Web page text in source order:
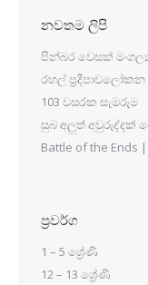
නවතම ලිපි
පින්බර වෙසක්
රහල් ප්‍රදීපාවලෝකන
103 වසරක සැමරුම
සුබ අලුත් අවුරුද්දක්
Battle of the Ends |
ප්‍රවර්ග
1 – 5 ශ්‍රේණි
12 – 13 ශ්‍රේණි